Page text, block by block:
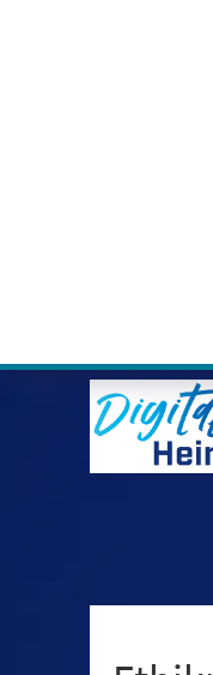
Assistenzsoftware